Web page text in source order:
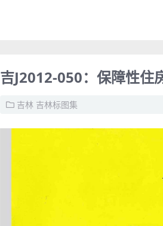
吉J2012-050：保障性住
吉林 吉林标图集